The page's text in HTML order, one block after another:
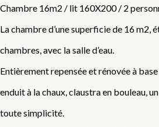
Chambre 16m2 / lit 160X200 / 2
La chambre d’une superficie de 16 m2,
chambres, avec la salle d’eau.
Entièrement repensée et rénovée à
enduit à la chaux, claustra en bouleau,
toute simplicité.